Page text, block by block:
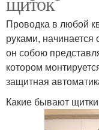
Проводка в любой
руками, начинается
он собою
котором
защитная
Какие бывают